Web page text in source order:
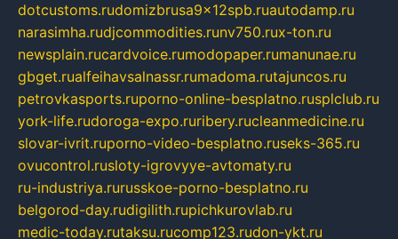
dotcustoms.rudomizbrusa9x12spb.ruautodamp.ru
narasimha.rudjcommodities.runv750.rux-ton.ru
newsplain.rucardvoice.rumodopaper.rumanunae.ru
gbget.rualfeihavsalnassr.rumadoma.rutajuncos.ru
petrovkasports.ruporno-online-besplatno.rusplclub.ru
york-life.rudoroga-expo.ruribery.rucleanmedicine.ru
slovar-ivrit.ruporno-video-besplatno.ruseks-365.ru
ovucontrol.rusloty-igrovyye-avtomaty.ru
ru-industriya.rurusskoe-porno-besplatno.ru
belgorod-day.rudigilith.rupichkurovlab.ru
medic-today.rutaksu.rucomp123.rudon-ykt.ru